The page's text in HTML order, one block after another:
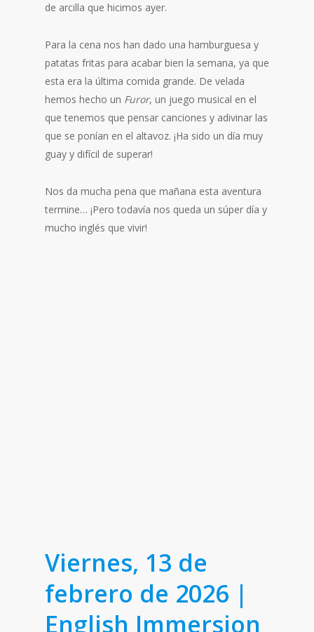
de arcilla que hicimos ayer.
Para la cena nos han dado una hamburguesa y
patatas fritas para acabar bien la semana, ya que
esta era la última comida grande. De velada
hemos hecho un Furor, un juego musical en el
que tenemos que pensar canciones y adivinar las
que se ponían en el altavoz. ¡Ha sido un día muy
guay y difícil de superar!
Nos da mucha pena que mañana esta aventura
termine… ¡Pero todavía nos queda un súper día y
mucho inglés que vivir!
Viernes, 13 de
febrero de 2026 |
English Immersion